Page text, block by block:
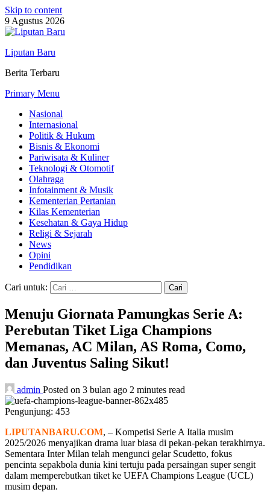
Skip to content
9 Agustus 2026
Liputan Baru
Berita Terbaru
Primary Menu
Nasional
Internasional
Politik & Hukum
Bisnis & Ekonomi
Pariwisata & Kuliner
Teknologi & Otomotif
Olahraga
Infotainment & Musik
Kementerian Pertanian
Kilas Kementerian
Kesehatan & Gaya Hidup
Religi & Sejarah
News
Opini
Pendidikan
Cari untuk:
Menuju Giornata Pamungkas Serie A:
Perebutan Tiket Liga Champions
Memanas, AC Milan, AS Roma, Como,
dan Juventus Saling Sikut!
admin Posted on 3 bulan ago 2 minutes read
Pengunjung: 453
LIPUTANBARU.COM, – Kompetisi Serie A Italia musim
2025/2026 menyajikan drama luar biasa di pekan-pekan terakhirnya.
Sementara Inter Milan telah mengunci gelar Scudetto, fokus
pencinta sepakbola dunia kini tertuju pada persaingan super sengit
dalam memperebutkan tiket ke UEFA Champions League (UCL)
musim depan.